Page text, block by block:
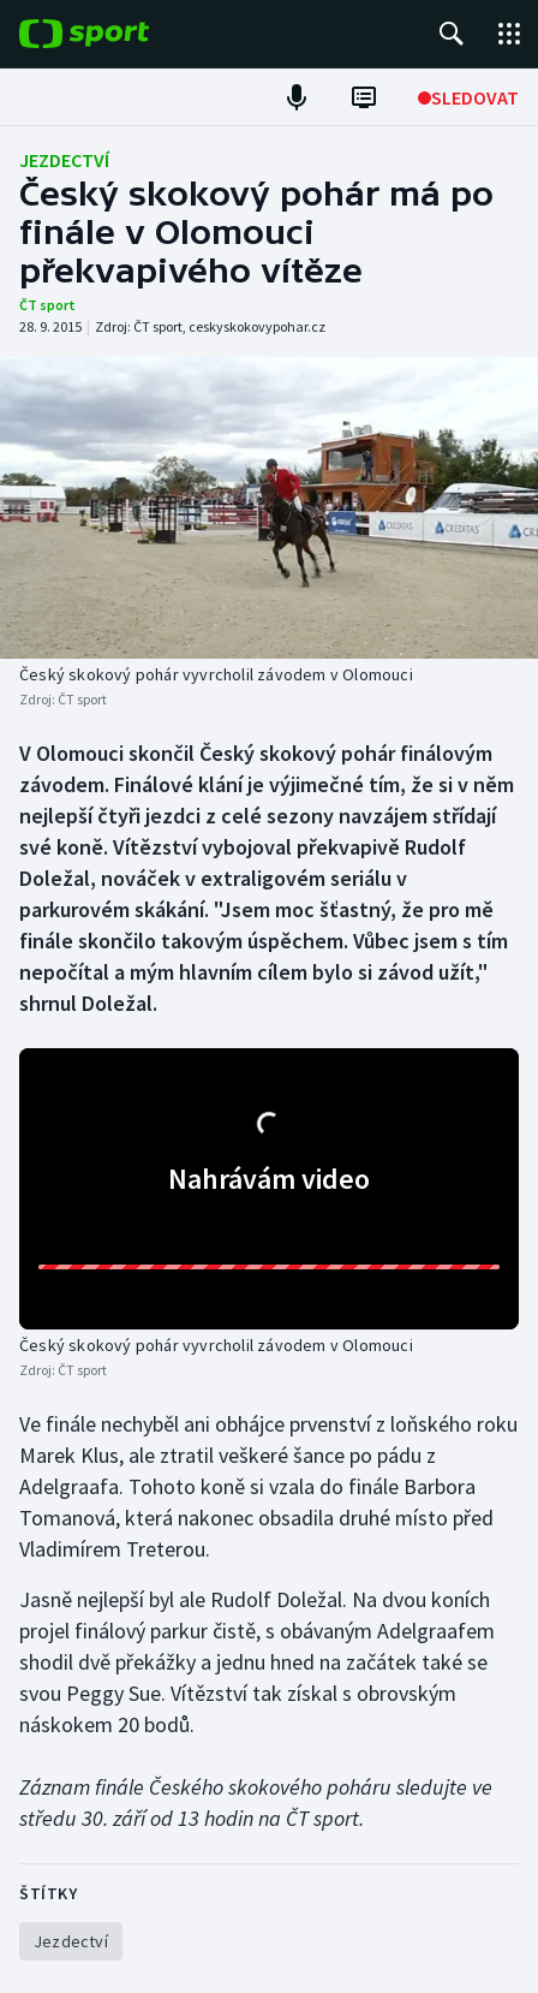
SLEDOVAT
Fotbal
Hokej
Tenis
Atletika
Cyklistika
DALŠÍ SPORTY
Americký fotbal
Basketbal
Biatlon
Box
Curling
Dostihy
Florbal
Futsal
Krasobruslení
Lezení
Lyže a snowboard
Moderní pětiboj
Motorsport
Olympijské hry
Parasport
Plážový volejbal
Ragby
Rychlobruslení
NEPŘEHLÉDNĚTE
Historické návraty
Aplikace ČT sport
JEZDECTVÍ
Český skokový pohár má po
finále v Olomouci
překvapivého vítěze
ČT sport
28. 9. 2015 | Zdroj: ČT sport, ceskyskokovypohar.cz
Český skokový pohár vyvrcholil závodem v Olomouci
Zdroj: ČT sport
V Olomouci skončil Český skokový pohár finálovým
závodem. Finálové klání je výjimečné tím, že si v něm
nejlepší čtyři jezdci z celé sezony navzájem střídají
své koně. Vítězství vybojoval překvapivě Rudolf
Doležal, nováček v extraligovém seriálu v
parkurovém skákání. "Jsem moc šťastný, že pro mě
finále skončilo takovým úspěchem. Vůbec jsem s tím
nepočítal a mým hlavním cílem bylo si závod užít,"
shrnul Doležal.
Nahrávám video
Český skokový pohár vyvrcholil závodem v Olomouci
Zdroj: ČT sport
Ve finále nechyběl ani obhájce prvenství z loňského roku
Marek Klus, ale ztratil veškeré šance po pádu z
Adelgraafa. Tohoto koně si vzala do finále Barbora
Tomanová, která nakonec obsadila druhé místo před
Vladimírem Treterou.
Jasně nejlepší byl ale Rudolf Doležal. Na dvou koních
projel finálový parkur čistě, s obávaným Adelgraafem
shodil dvě překážky a jednu hned na začátek také se
svou Peggy Sue. Vítězství tak získal s obrovským
náskokem 20 bodů.
Záznam finále Českého skokového poháru sledujte ve
středu 30. září od 13 hodin na ČT sport.
ŠTÍTKY
Jezdectví